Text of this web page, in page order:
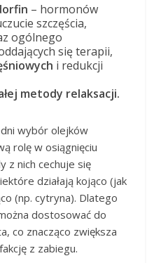
– hormonów
szczęścia,
ogólnego
się terapii,
i redukcji
metody relaksacji.
wybór olejków
rolę w osiągnięciu
z nich cechuje się
działają kojąco (jak
(np. cytryna). Dlatego
dostosować do
co znacząco zwiększa
z zabiegu.